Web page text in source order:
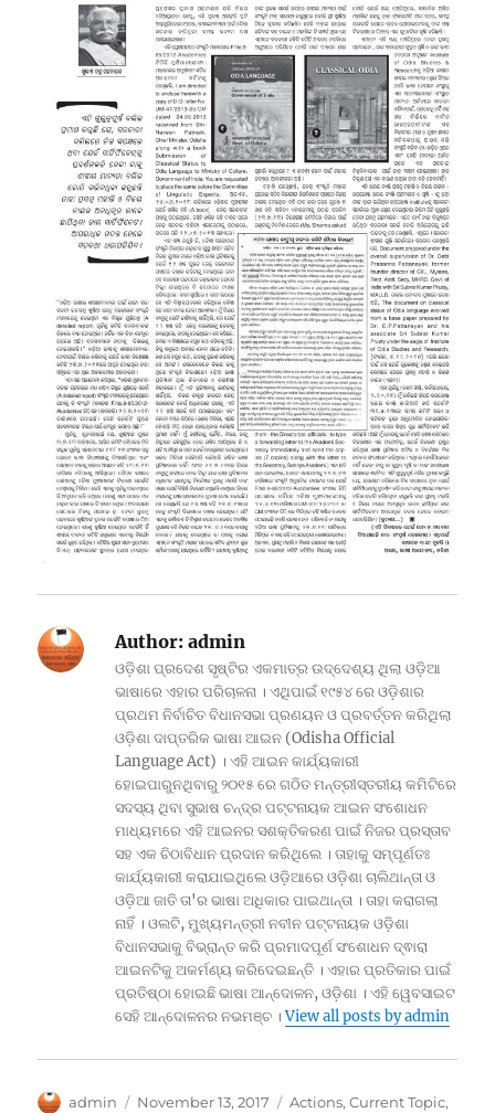
Author: admin
ଓଡ଼ିଶା ପ୍ରଦେଶ ସୃଷ୍ଟିର ଏକମାତ୍ର ଉଦ୍ଦେଶ୍ୟ ଥିଲା ଓଡ଼ିଆ
ଭାଷାରେ ଏହାର ପରିଚାଳନା । ଏଥିପାଇଁ ୧୯୫୪ ରେ ଓଡ଼ିଶାର
ପ୍ରଥମ ନିର୍ବାଚିତ ବିଧାନସଭା ପ୍ରଣୟନ ଓ ପ୍ରବର୍ତ୍ତନ କରିଥିଲା
ଓଡ଼ିଶା ଦାପ୍ତରିକ ଭାଷା ଆଇନ (Odisha Official
Language Act) । ଏହି ଆଇନ କାର୍ଯ୍ୟକାରୀ
ହୋଇପାରୁନଥିବାରୁ ୨୦୧୫ ରେ ଗଠିତ ମନ୍ତ୍ରୀସ୍ତରୀୟ କମିଟିରେ
ସଦସ୍ୟ ଥିବା ସୁଭାଷ ଚନ୍ଦ୍ର ପଟ୍ଟନାୟକ ଆଇନ ସଂଶୋଧନ
ମାଧ୍ୟମରେ ଏହି ଆଇନର ସଶକ୍ତିକରଣ ପାଇଁ ନିଜର ପ୍ରସ୍ତାବ
ସହ ଏକ ଚିଠାବିଧାନ ପ୍ରଦାନ କରିଥିଲେ । ତାହାକୁ ସମ୍ପୂର୍ଣତଃ
କାର୍ଯ୍ୟକାରୀ କରାଯାଇଥିଲେ ଓଡ଼ିଆରେ ଓଡ଼ିଶା ଚାଲିଥାନ୍ତା ଓ
ଓଡ଼ିଆ ଜାତି ତା'ର ଭାଷା ଅଧିକାର ପାଇଥାନ୍ତା । ତାହା କରାଗଲା
ନାହିଁ । ଓଲଟି, ମୁଖ୍ୟମନ୍ତ୍ରୀ ନବୀନ ପଟ୍ଟନାୟକ ଓଡ଼ିଶା
ବିଧାନସଭାକୁ ବିଭ୍ରାନ୍ତ କରି ପ୍ରମାଦପୂର୍ଣ ସଂଶୋଧନ ଦ୍ଵାରା
ଆଇନଟିକୁ ଅକର୍ମଣ୍ୟ କରିଦେଇଛନ୍ତି । ଏହାର ପ୍ରତିକାର ପାଇଁ
ପ୍ରତିଷ୍ଠା ହୋଇଛି ଭାଷା ଆନ୍ଦୋଳନ, ଓଡ଼ିଶା । ଏହି ୱେବସାଇଟ
ସେହି ଆନ୍ଦୋଳନର ନଭମଞ୍ଚ ।View all posts by admin
Author
admin
Posted
November 13, 2017 Categories
Actions,Current Topic,